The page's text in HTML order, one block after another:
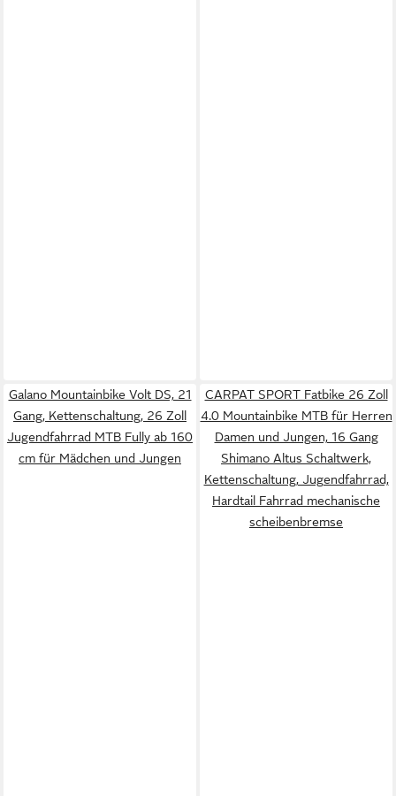
Galano Mountainbike Volt DS, 21
Gang, Kettenschaltung, 26 Zoll
Jugendfahrrad MTB Fully ab 160
cm für Mädchen und Jungen
CARPAT SPORT Fatbike 26 Zoll
4.0 Mountainbike MTB für Herren
Damen und Jungen, 16 Gang
Shimano Altus Schaltwerk,
Kettenschaltung, Jugendfahrrad,
Hardtail Fahrrad mechanische
scheibenbremse